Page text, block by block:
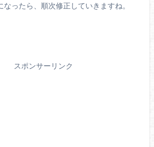
ったら、順次修正していきますね。
スポンサーリンク